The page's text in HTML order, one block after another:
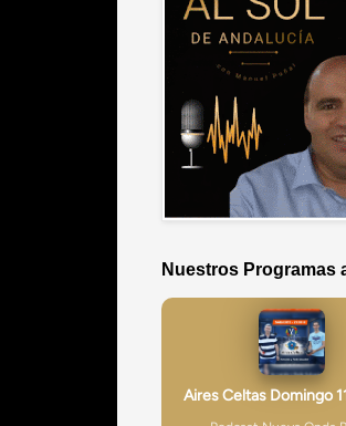
Nuestros Programas